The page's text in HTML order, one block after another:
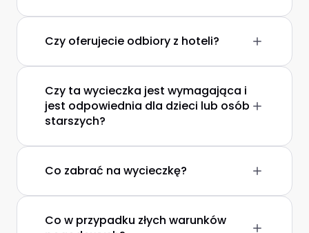
Czy oferujecie odbiory z hoteli?
Czy ta wycieczka jest wymagająca i
jest odpowiednia dla dzieci lub osób
starszych?
Co zabrać na wycieczkę?
Co w przypadku złych warunków